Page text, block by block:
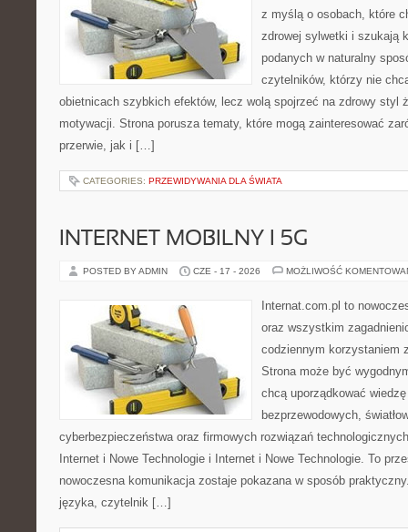
z myślą o osobach, które
zdrowej sylwetki i szukają
podanych w naturalny
czytelników, którzy nie
obietnicach szybkich efektów, lecz wolą spojrzeć na zdrowy styl
motywacji. Strona porusza tematy, które mogą zainteresować
przerwie, jak i […]
CATEGORIES: PRZEWIDYWANIA DLA ŚWIATA
INTERNET MOBILNY I 5G
POSTED BY ADMIN CZE - 17 - 2026 MOŻLIWOŚĆ
Internat.com.pl to
oraz wszystkim
codziennym korzystaniem
Strona może być
chcą uporządkować
bezprzewodowych,
cyberbezpieczeństwa oraz firmowych rozwiązań
Internet i Nowe Technologie i Internet i Nowe Technologie. To
nowoczesna komunikacja zostaje pokazana w sposób
języka, czytelnik […]